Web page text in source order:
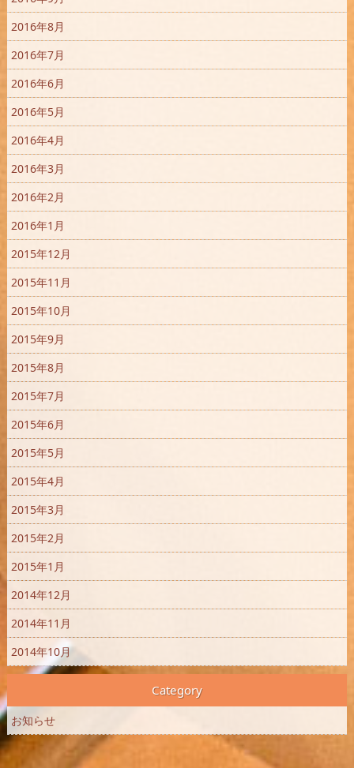
2016年8月
2016年7月
2016年6月
2016年5月
2016年4月
2016年3月
2016年2月
2016年1月
2015年12月
2015年11月
2015年10月
2015年9月
2015年8月
2015年7月
2015年6月
2015年5月
2015年4月
2015年3月
2015年2月
2015年1月
2014年12月
2014年11月
2014年10月
Category
お知らせ